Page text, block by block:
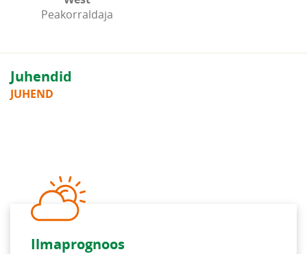
Peakorraldaja
Juhendid
JUHEND
Ilmaprognoos